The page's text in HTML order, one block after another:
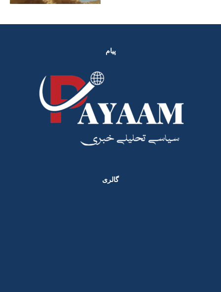
پیام
گالری